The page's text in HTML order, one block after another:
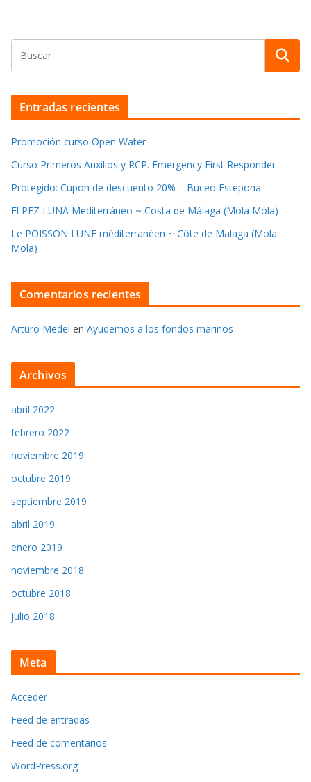
Entradas recientes
Promoción curso Open Water
Curso Primeros Auxilios y RCP. Emergency First Responder
Protegido: Cupon de descuento 20% – Buceo Estepona
El PEZ LUNA Mediterráneo ~ Costa de Málaga (Mola Mola)
Le POISSON LUNE méditerranéen ~ Côte de Malaga (Mola
Mola)
Comentarios recientes
Arturo Medel en Ayudemos a los fondos marinos
Archivos
abril 2022
febrero 2022
noviembre 2019
octubre 2019
septiembre 2019
abril 2019
enero 2019
noviembre 2018
octubre 2018
julio 2018
Meta
Acceder
Feed de entradas
Feed de comentarios
WordPress.org